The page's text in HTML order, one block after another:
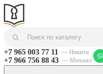
+7 965 003 77 11 — Никита
+7 966 756 88 43 — Михаил